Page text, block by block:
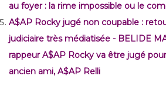
au foyer : la rime impossible ou le
A$AP Rocky jugé non coupable :
judiciaire très médiatisée - BELIDE
rappeur A$AP Rocky va être jugé
ancien ami, A$AP Relli